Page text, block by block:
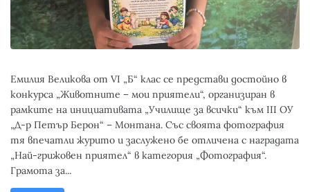
Емилия Великова от VI „Б“ клас се представи достойно в
конкурса „Животните – мои приятели“, организиран в
рамките на инициативата „Училище за всички“ към III ОУ
„Д-р Петър Берон“ – Монтана. Със своята фотография
тя впечатли журито и заслужено бе отличена с наградата
„Най-грижовен приятел“ в категория „Фотография“.
Грамота за...